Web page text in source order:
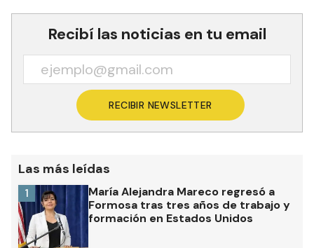
Recibí las noticias en tu email
RECIBIR NEWSLETTER
Las más leídas
María Alejandra Mareco regresó a
Formosa tras tres años de trabajo y
formación en Estados Unidos
1